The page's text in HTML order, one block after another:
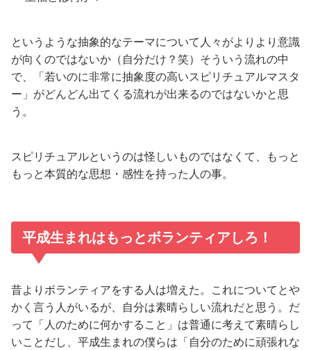
というような抽象的なテーマについて人々がよりより意識
が向くのではないか（自分だけ？笑）そういう流れの中
で、「若いのに非常に抽象度の高いスピリチュアルマスタ
ー」がどんどん出てくる流れが出来るのではないかと思
う。
スピリチュアルというのは怪しいものではなくて、もっと
もっと本質的な思想・感性を持った人の事。
平成生まれはもっとボランティアしろ！
昔よりボランティアをする人は増えた。これについてとや
かく言う人がいるが、自分は素晴らしい流れだと思う。だ
って「人のために何かすること」は普通に考えて素晴らし
いことだし、平成生まれの僕らは「自分のために頑張れな